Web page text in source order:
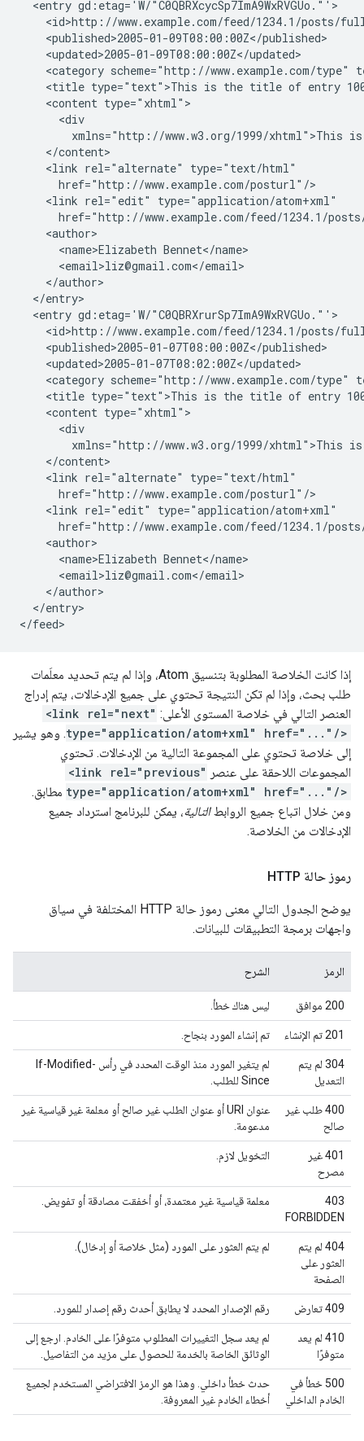
  <entry gd:etag='W/"C0QBRXcycSp7ImA9WxRVGUo."'>
<id>http://www.example.com/feed/1234.1/posts/
    <published>2005-01-09T08:00:00Z</published>
    <updated>2005-01-09T08:00:00Z</updated>
<category scheme="http://www.example.com/type"
<title type="text">This is the title of entry
    <content type="xhtml">
      <div
xmlns="http://www.w3.org/1999/xhtml">This
    </content>
    <link rel="alternate" type="text/html"
      href="http://www.example.com/posturl"/>
    <link rel="edit" type="application/atom+xml"
href="http://www.example.com/feed/1234.1/
    <author>
      <name>Elizabeth Bennet</name>
      <email>liz@gmail.com</email>
    </author>
  </entry>
  <entry gd:etag='W/"C0QBRXrurSp7ImA9WxRVGUo."'>
<id>http://www.example.com/feed/1234.1/posts/
    <published>2005-01-07T08:00:00Z</published>
    <updated>2005-01-07T08:02:00Z</updated>
<category scheme="http://www.example.com/type"
<title type="text">This is the title of entry
    <content type="xhtml">
      <div
xmlns="http://www.w3.org/1999/xhtml">This
    </content>
    <link rel="alternate" type="text/html"
      href="http://www.example.com/posturl"/>
    <link rel="edit" type="application/atom+xml"
href="http://www.example.com/feed/1234.1/
    <author>
      <name>Elizabeth Bennet</name>
      <email>liz@gmail.com</email>
    </author>
  </entry>
إذا كانت الخلاصة المطلوبة بتنسيق Atom، وإذا لم يتم تحديد معلَمات
طلب بحث، وإذا لم تكن النتيجة تحتوي على جميع الإدخالات، يتم إدراج
العنصر التالي في خلاصة المستوى الأعلى: <link rel="next"
type="application/atom+xml" href="..."/>. وهو يشير
إلى خلاصة تحتوي على المجموعة التالية من الإدخالات. تحتوي
المجموعات اللاحقة على عنصر <link rel="previous"
type="application/atom+xml" href="..."/> مطابق.
ومن خلال اتباع جميع الروابطالتالية، يمكن للبرنامج استرداد جميع
الإدخالات من الخلاصة.
رموز حالة HTTP
يوضح الجدول التالي معنى رموز حالة HTTP المختلفة في سياق
واجهات برمجة التطبيقات للبيانات.
الرمز الشرح
200 موافق ليس هناك خطأ.
201 تم الإنشاء تم إنشاء المورد بنجاح.
304 لم يتم
التعديل
لم يتغير المورد منذ الوقت المحدد في رأس If-Modified-
Since للطلب.
400 طلب غير
صالح
عنوان URI أو عنوان الطلب غير صالح أو معلمة غير قياسية غير
مدعومة.
401 غير
مصرح
التخويل لازم.
403
FORBIDDEN
معلمة قياسية غير معتمدة، أو أخفقت مصادقة أو تفويض.
404 لم يتم
العثور على
الصفحة
لم يتم العثور على المورد (مثل خلاصة أو إدخال).
409 تعارض رقم الإصدار المحدد لا يطابق أحدث رقم إصدار للمورد.
410 لم يعد
متوفرًا
لم يعد سجل التغييرات المطلوب متوفرًا على الخادم. ارجع إلى
الوثائق الخاصة بالخدمة للحصول على مزيد من التفاصيل.
500 خطأ في
الخادم الداخلي
حدث خطأ داخلي. وهذا هو الرمز الافتراضي المستخدم لجميع
أخطاء الخادم غير المعروفة.